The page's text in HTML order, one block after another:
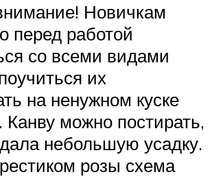
Новичкам
перед работой
со всеми видами
их
на ненужном куске
Канву можно постирать,
небольшую усадку.
розы схема